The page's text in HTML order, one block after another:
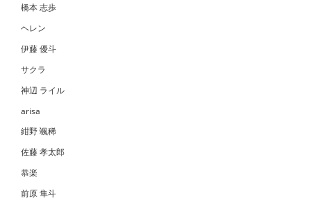
橋本 志歩
ヘレン
伊藤 優斗
サクラ
神辺 ライル
arisa
紺野 颯稀
佐藤 孝太郎
恭楽
前原 隼斗